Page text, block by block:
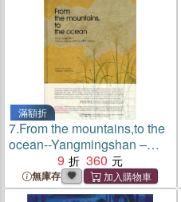
滿額折
7.From the mountains,to the
ocean--Yangmingshan –
Jinshan Highway（2A
Line）,Taiwan（英文版）
（附光碟）（精裝）
9 360
無庫存